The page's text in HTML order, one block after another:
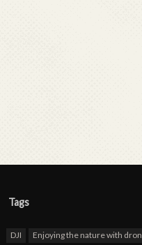
Tags
DJI Enjoying the nature with dron